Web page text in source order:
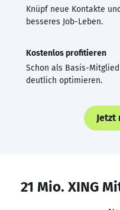
Knüpf neue Kontakte
besseres Job-Leben.
Kostenlos profitieren
Schon als Basis-
deutlich optimieren.
Jetzt
21 Mio. XING